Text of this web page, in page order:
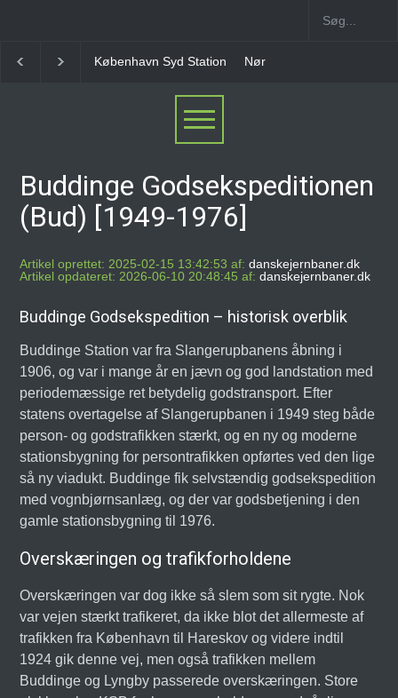
Nørrebro B Station [1886-1930]
Buddinge Godsekspeditionen
(Bud) [1949-1976]
Artikel oprettet: 2025-02-15 13:42:53 af: danskejernbaner.dk
Artikel opdateret: 2026-06-10 20:48:45 af: danskejernbaner.dk
Buddinge Godsekspedition – historisk overblik
Buddinge Station var fra Slangerupbanens åbning i
1906, og var i mange år en jævn og god landstation med
periodemæssige ret betydelig godstransport. Efter
statens overtagelse af Slangerupbanen i 1949 steg både
person- og godstrafikken stærkt, og en ny og moderne
stationsbygning for persontrafikken opførtes ved den lige
så ny viadukt. Buddinge fik selvstændig godsekspedition
med vognbjørnsanlæg, og der var godsbetjening i den
gamle stationsbygning til 1976.
Overskæringen og trafikforholdene
Overskæringen var dog ikke så slem som sit rygte. Nok
var vejen stærkt trafikeret, da ikke blot det allermeste af
trafikken fra København til Hareskov og videre indtil
1924 gik denne vej, men også trafikken mellem
Buddinge og Lyngby passerede overskæringen. Store